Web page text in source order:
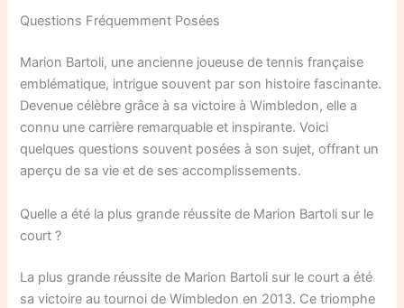
Questions Fréquemment Posées
Marion Bartoli, une ancienne joueuse de tennis française
emblématique, intrigue souvent par son histoire fascinante.
Devenue célèbre grâce à sa victoire à Wimbledon, elle a
connu une carrière remarquable et inspirante. Voici
quelques questions souvent posées à son sujet, offrant un
aperçu de sa vie et de ses accomplissements.
Quelle a été la plus grande réussite de Marion Bartoli sur le
court ?
La plus grande réussite de Marion Bartoli sur le court a été
sa victoire au tournoi de Wimbledon en 2013. Ce triomphe